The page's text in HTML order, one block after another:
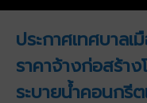
ประกาศเทศบาล
ราคาจ้างก่อสร้า
ระบายน้ำคอนกรีต